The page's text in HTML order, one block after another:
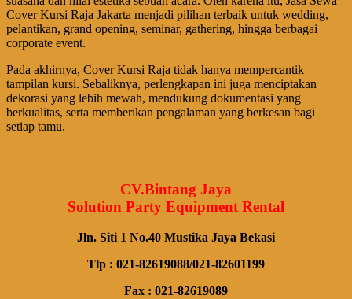
Cover Kursi Raja Jakarta menjadi pilihan terbaik untuk wedding,
pelantikan, grand opening, seminar, gathering, hingga berbagai
corporate event.
Pada akhirnya, Cover Kursi Raja tidak hanya mempercantik
tampilan kursi. Sebaliknya, perlengkapan ini juga menciptakan
dekorasi yang lebih mewah, mendukung dokumentasi yang
berkualitas, serta memberikan pengalaman yang berkesan bagi
setiap tamu.
CV.Bintang Jaya
Solution Party Equipment Rental
Jln. Siti 1 No.40 Mustika Jaya Bekasi
Tlp : 021-82619088/021-82601199
Fax : 021-82619089